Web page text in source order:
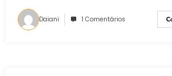
Daiani 1 Comentários